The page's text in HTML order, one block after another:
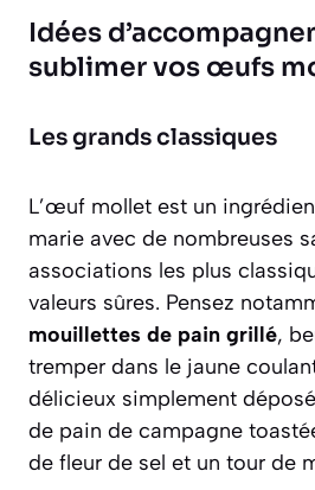
Idées
sublimer vos œufs
Les grands classiques
L’œuf mollet est un
marie avec de nombreuses
associations les plus
valeurs sûres. Pensez
mouillettes de pain grillé,
tremper dans le jaune
délicieux simplement
de pain de campagne
de fleur de sel et un tour de